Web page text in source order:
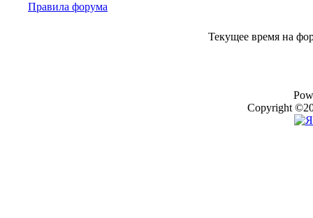
Правила форума
Текущее время на
Copyright